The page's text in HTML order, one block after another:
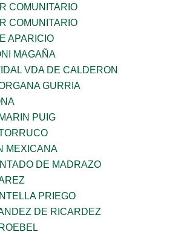
COMUNITARIO
COMUNITARIO
APARICIO
MAGAÑA
VDA DE CALDERON
GURRIA
PUIG
MEXICANA
DE MADRAZO
PRIEGO
DE RICARDEZ